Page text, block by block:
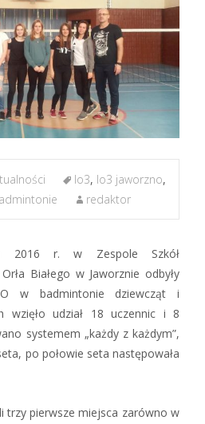
lo3, lo3 jaworzno,
redaktor
2016 r. w Zespole Szkół
Białego w Jaworznie odbyły
w badmintonie dziewcząt i
wzięło udział 18 uczennic i 8
systemem „każdy z każdym”,
po połowie seta następowała
trzy pierwsze miejsca zarówno w